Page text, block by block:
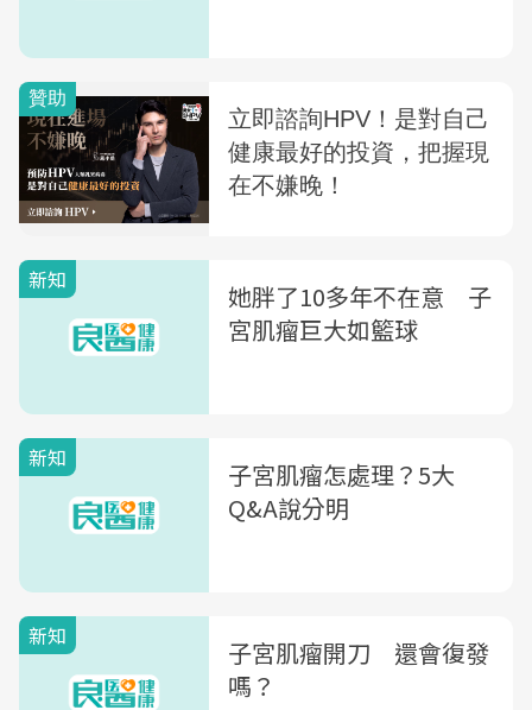
新知
她胖了10多年不在意 子
宮肌瘤巨大如籃球
新知
子宮肌瘤怎處理？5大
Q&A說分明
新知
子宮肌瘤開刀 還會復發
嗎？